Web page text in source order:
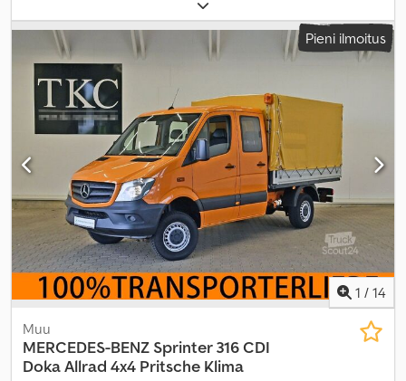
mekaaninen, päästöluokka:Euro 6, Valmistusvuosi:2017, istuimien
määrä:6
ABS, elektroninen ajonvakautusjärjestelmä
(ESP), ilmastointi, neliveto, pysäköintilämmitin
Pieni ilmoitus
1 / 14
Muu
MERCEDES-BENZ Sprinter 316 CDI
Doka Allrad 4x4 Pritsche Klima